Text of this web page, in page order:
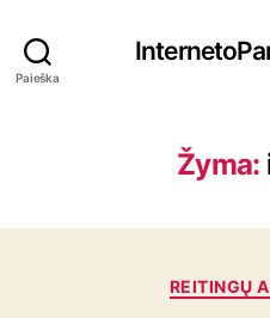
Paieška
Žyma:
REITINGŲ